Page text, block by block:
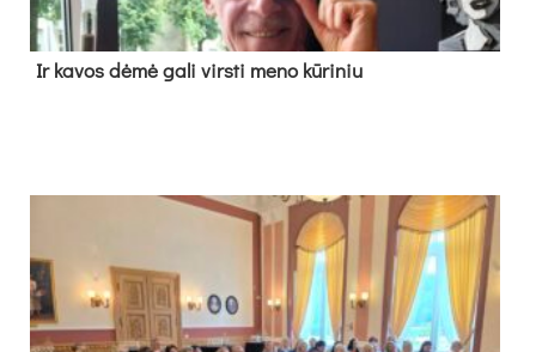
Ir ka­vos dė­mė ga­li virs­ti me­no kū­ri­niu